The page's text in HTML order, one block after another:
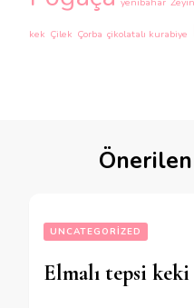
kek Çilek Çorba çikolatalı kurabiye
UNCATEGORIZED
Elmalı tepsi keki